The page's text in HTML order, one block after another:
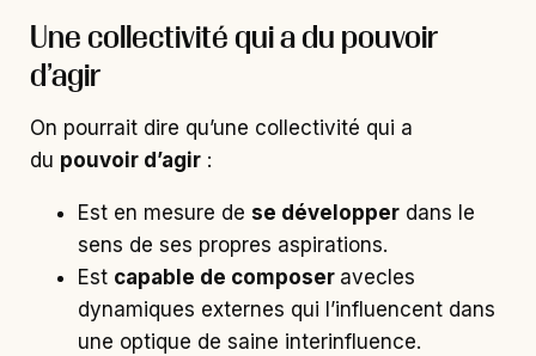
Une collectivité qui a du pouvoir
d’agir
On pourrait dire qu’une collectivité qui a
du pouvoir d’agir :
Est en mesure de se développer dans le
sens de ses propres aspirations.
Est capable de composer avecles
dynamiques externes qui l’influencent dans
une optique de saine interinfluence.